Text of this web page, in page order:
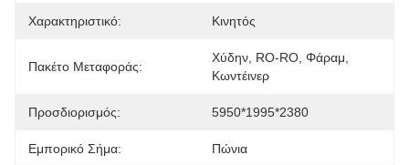
Χαρακτηριστικό: Κινητός
Πακέτο Μεταφοράς:
Χύδην, RO-RO, Φάραμ,
Κωντέινερ
Προσδιορισμός: 5950*1995*2380
Εμπορικό Σήμα: Πώνια